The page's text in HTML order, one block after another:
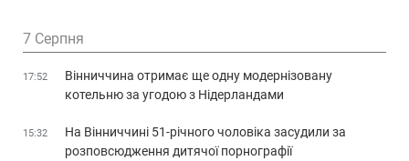
7 Серпня
17:52
Вінниччина отримає ще одну модернізовану
котельню за угодою з Нідерландами
15:32
На Вінниччині 51-річного чоловіка засудили за
розповсюдження дитячої порнографії